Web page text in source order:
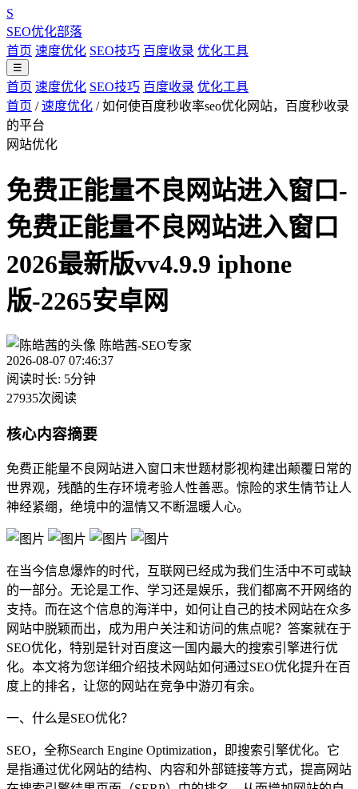
S
SEO优化部落
首页 速度优化 SEO技巧 百度收录 优化工具
☰
首页 速度优化 SEO技巧 百度收录 优化工具
首页 / 速度优化 / 如何使百度秒收率seo优化网站，百度秒收录
的平台
网站优化
免费正能量不良网站进入窗口-
免费正能量不良网站进入窗口
2026最新版vv4.9.9 iphone
版-2265安卓网
陈皓茜-SEO专家
2026-08-07 07:46:37
阅读时长: 5分钟
27935次阅读
核心内容摘要
免费正能量不良网站进入窗口末世题材影视构建出颠覆日常的
世界观，残酷的生存环境考验人性善恶。惊险的求生情节让人
神经紧绷，绝境中的温情又不断温暖人心。
在当今信息爆炸的时代，互联网已经成为我们生活中不可或缺
的一部分。无论是工作、学习还是娱乐，我们都离不开网络的
支持。而在这个信息的海洋中，如何让自己的技术网站在众多
网站中脱颖而出，成为用户关注和访问的焦点呢？答案就在于
SEO优化，特别是针对百度这一国内最大的搜索引擎进行优
化。本文将为您详细介绍技术网站如何通过SEO优化提升在百
度上的排名，让您的网站在竞争中游刃有余。
一、什么是SEO优化？
SEO，全称Search Engine Optimization，即搜索引擎优化。它
是指通过优化网站的结构、内容和外部链接等方式，提高网站